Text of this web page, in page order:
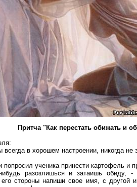
Притча "Как перестать обижать и
в хорошем настроении, никогда
попросил ученика принести картофель и
разозлишься и затаишь обиду, -
стороны напиши свое имя, с другой